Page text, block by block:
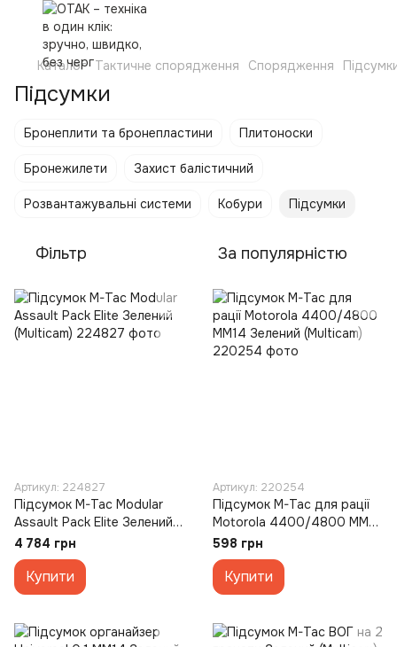
Каталог Тактичне спорядження Спорядження
Підсумки
Бронеплити та бронепластини Плитоноски
Бронежилети Захист балістичний
Розвантажувальні системи Кобури Підсумки
Фільтр За популярністю
Артикул: 224827
Підсумок M-Tac Modular
Assault Pack Elite Зелений
(Multicam)
4 784 грн
Купити
Артикул: 220254
Підсумок M-Tac для рації
Motorola 4400/4800 MM14
Зелений (Multicam)
598 грн
Купити